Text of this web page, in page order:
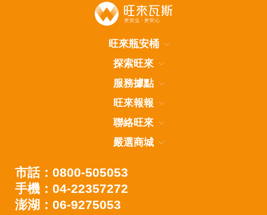
旺來瓶安桶
探索旺來
服務據點
旺來報報
聯絡旺來
嚴選商城
市話：0800-505053
手機：04-22357272
澎湖：06-9275053